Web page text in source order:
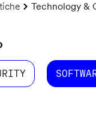
Technology &